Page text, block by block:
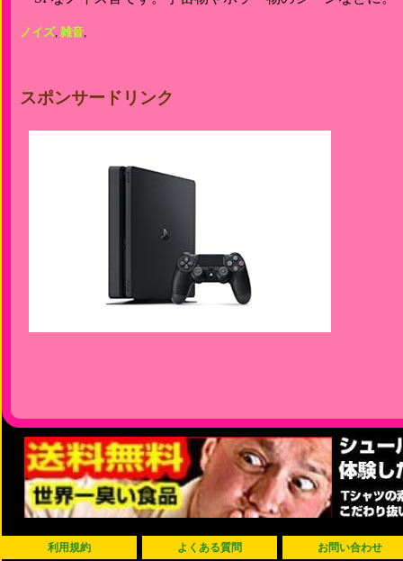
ノイズ, 雑音,
スポンサードリンク
利用規約 よくある質問 お問い合わせ